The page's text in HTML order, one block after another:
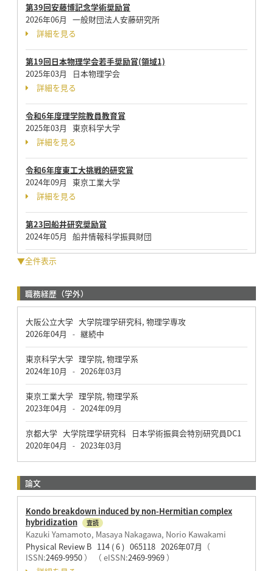
第39回安藤博記念学術奨励賞
2026年06月 一般財団法人安藤研究所
詳細を見る
第19回日本物理学会若手奨励賞(領域1)
2025年03月 日本物理学会
詳細を見る
令和6年度理学院教員教育賞
2025年03月 東京科学大学
詳細を見る
令和6年度東工大挑戦的研究賞
2024年09月 東京工業大学
詳細を見る
第23回船井研究奨励賞
2024年05月 船井情報科学振興財団
▼全件表示
職務経歴（学外）
大阪公立大学 大学院理学研究科, 物理学専攻
2026年04月
- 継続中
東京科学大学 理学院, 物理学系
2024年10月
- 2026年03月
東京工業大学 理学院, 物理学系
2023年04月
- 2024年09月
京都大学 大学院理学研究科 日本学術振興会特別研究員DC1
2020年04月
- 2023年03月
論文
Kondo breakdown induced by non-Hermitian complex
hybridization
査読
Kazuki Yamamoto, Masaya Nakagawa, Norio Kawakami
Physical Review B 114 ( 6 ) 065118 2026年07月 （
ISSN:2469-9950） （ eISSN:2469-9969）